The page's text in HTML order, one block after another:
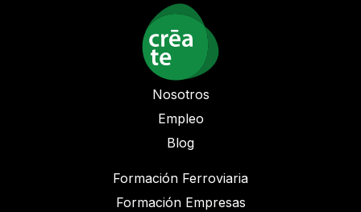
Nosotros
Empleo
Blog
Formación Ferroviaria
Formación Empresas